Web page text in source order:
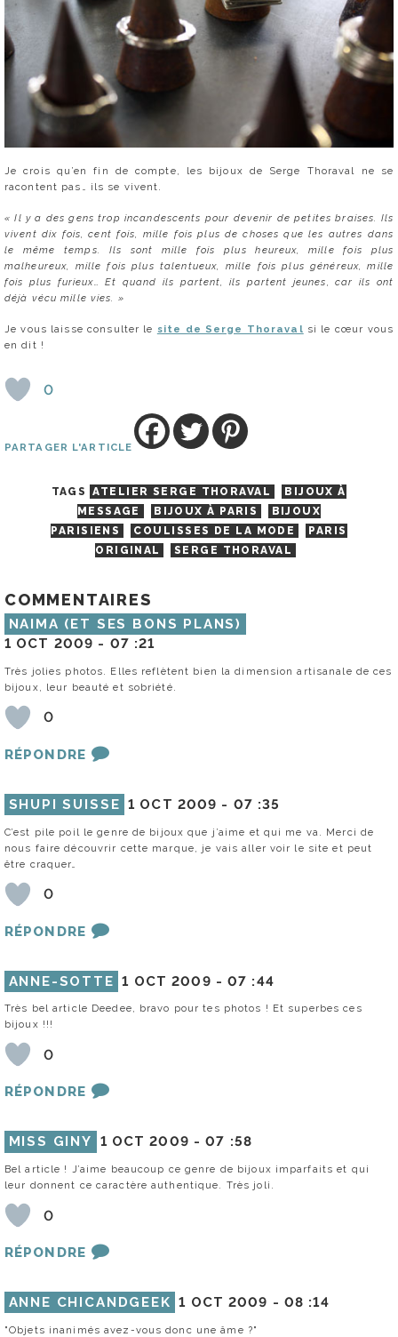
Je crois qu’en fin de compte, les bijoux de Serge Thoraval ne se
racontent pas… ils se vivent.
« Il y a des gens trop incandescents pour devenir de petites braises.
Ils
vivent dix fois, cent fois, mille fois plus de choses que les autres dans
le même temps.
Ils sont mille fois plus heureux, mille fois plus
malheureux, mille fois plus talentueux,
mille fois plus généreux, mille
fois plus furieux…
Et quand ils partent, ils partent jeunes, car ils ont
déjà vécu mille vies. »
Je vous laisse consulter le site de Serge Thoraval si le cœur vous
en dit !
0
PARTAGER L'ARTICLE
TAGS ATELIER SERGE THORAVAL
BIJOUX À
MESSAGE
BIJOUX À PARIS
BIJOUX
PARISIENS
COULISSES DE LA MODE
PARIS
ORIGINAL
SERGE THORAVAL
COMMENTAIRES
NAIMA (ET SES BONS PLANS)
1 OCT 2009 - 07 :21
Très jolies photos. Elles reflètent bien la dimension artisanale de ces
bijoux, leur beauté et sobriété.
0
RÉPONDRE
SHUPI SUISSE 1 OCT 2009 - 07 :35
C’est pile poil le genre de bijoux que j’aime et qui me va. Merci de
nous faire découvrir cette marque, je vais aller voir le site et peut
être craquer…
0
RÉPONDRE
ANNE-SOTTE 1 OCT 2009 -07 :44
Très bel article Deedee, bravo pour tes photos ! Et superbes ces
bijoux !!!
0
RÉPONDRE
MISS GINY 1 OCT 2009 -07 :58
Bel article ! J’aime beaucoup ce genre de bijoux imparfaits et qui
leur donnent ce caractère authentique. Très joli.
0
RÉPONDRE
ANNE CHICANDGEEK 1 OCT 2009 - 08 :14
"Objets inanimés avez-vous donc une âme ?"